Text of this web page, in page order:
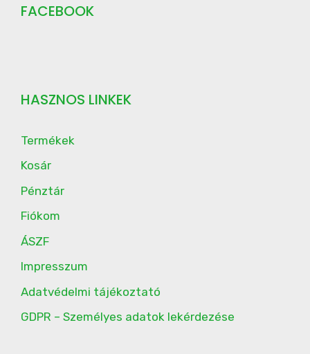
FACEBOOK
HASZNOS LINKEK
Termékek
Kosár
Pénztár
Fiókom
ÁSZF
Impresszum
Adatvédelmi tájékoztató
GDPR – Személyes adatok lekérdezése